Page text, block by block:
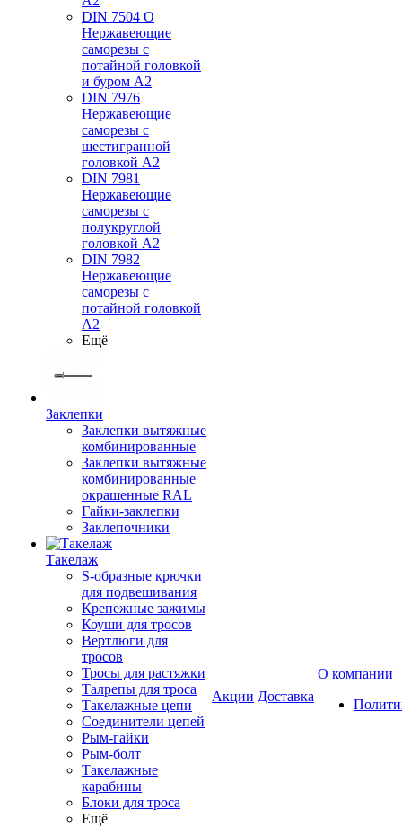
DIN 7504 O
Нержавеющие
саморезы с
потайной головкой
и буром А2
DIN 7976
Нержавеющие
саморезы с
шестигранной
головкой А2
DIN 7981
Нержавеющие
саморезы с
полукруглой
головкой А2
DIN 7982
Нержавеющие
саморезы с
потайной головкой
А2
Ещё
Заклепки
Заклепки вытяжные
комбинированные
Заклепки вытяжные
комбинированные
окрашенные RAL
Гайки-заклепки
Заклепочники
Такелаж
S-образные крючки
для подвешивания
Крепежные зажимы
Коуши для тросов
Вертлюги для
тросов
Тросы для растяжки
Талрепы для троса
Такелажные цепи
Соединители цепей
Рым-гайки
Рым-болт
Такелажные
карабины
Блоки для троса
Ещё
Акции Доставка
О компании